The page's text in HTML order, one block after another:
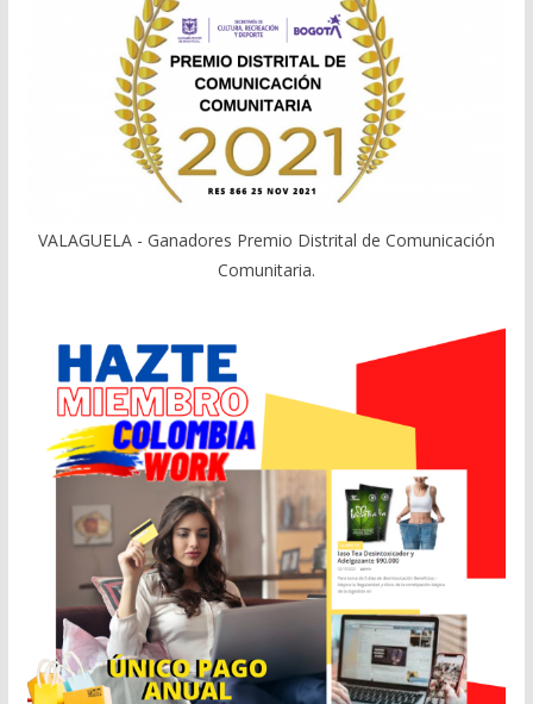
VALAGUELA - Ganadores Premio Distrital de Comunicación
Comunitaria.